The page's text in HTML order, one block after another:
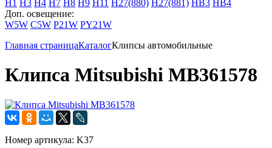
H1 H3 H4 H7 H8 H9 H11 H27(880) H27(881) HB3 HB4
Доп. освещение:
W5W C5W P21W PY21W
Главная страницаКаталогКлипсы автомобильные
Клипса Mitsubishi MB361578
Номер артикула: K37